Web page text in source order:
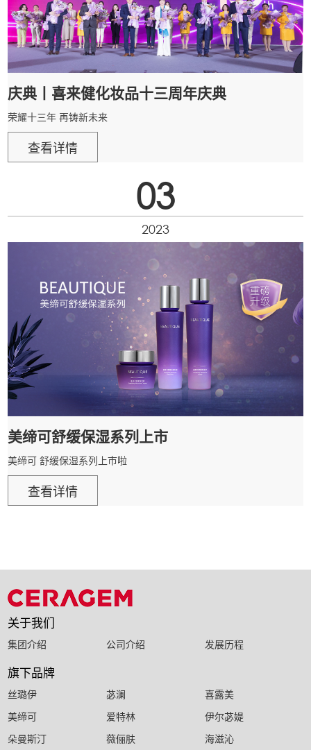
庆典丨喜来健化妆品十三周年庆典
荣耀十三年 再铸新未来
查看详情
03
2023
美缔可舒缓保湿系列上市
美缔可 舒缓保湿系列上市啦
查看详情
关于我们
集团介绍 公司介绍 发展历程
旗下品牌
丝璐伊 苾澜 喜露美
美缔可 爱特林 伊尔苾媞
朵曼斯汀 薇俪肤 海滋沁